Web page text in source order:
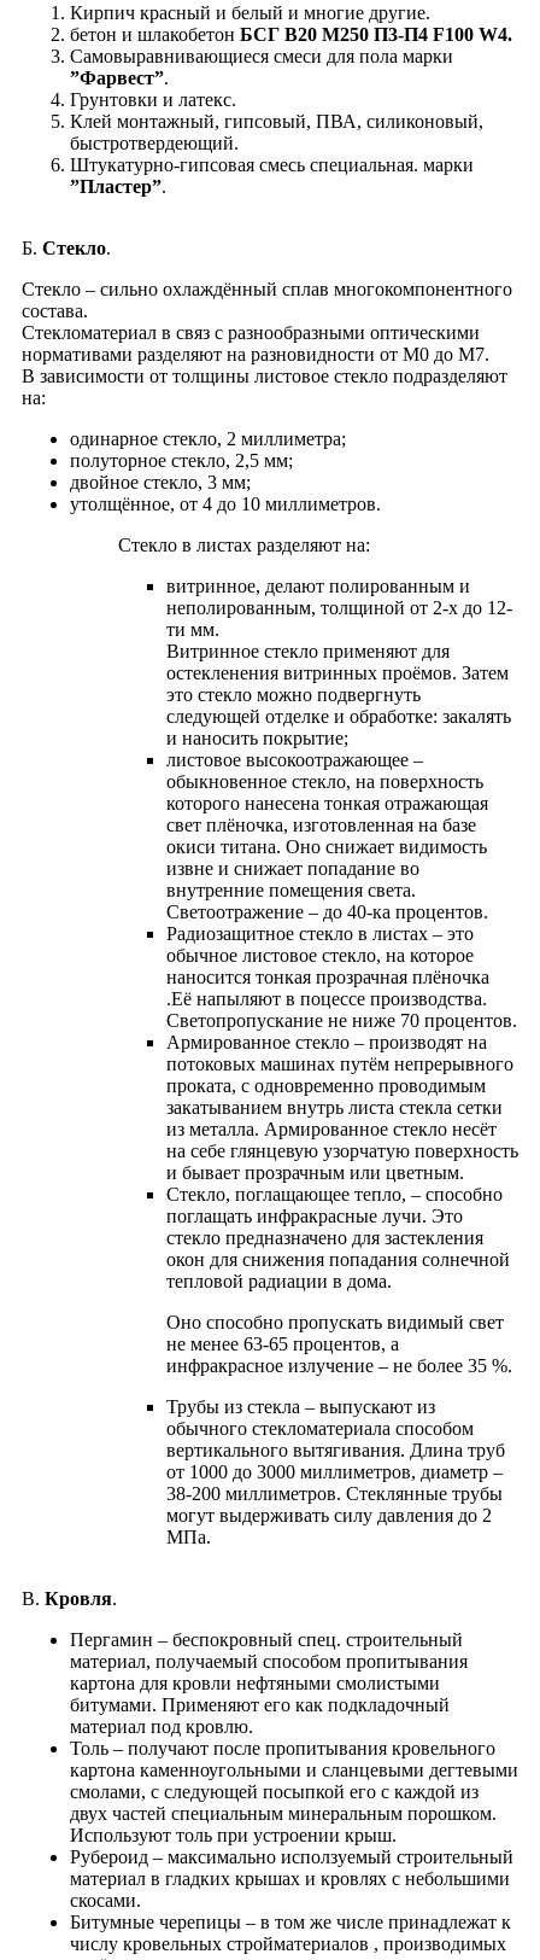
Кирпич красный и белый и многие другие.
бетон и шлакобетон БСГ В20 М250 П3-П4 F100 W4.
Самовыравнивающиеся смеси для пола марки
”Фарвест”.
Грунтовки и латекс.
Клей монтажный, гипсовый, ПВА, силиконовый,
быстротвердеющий.
Штукатурно-гипсовая смесь специальная. марки
”Пластер”.
Б. Стекло.
Cтекло – сильно охлаждённый сплав многокомпонентного
состава.
Стекломатериал в связ с разнообразными оптическими
нормативами разделяют на разновидности от М0 до М7.
В зависимости от толщины листовое стекло подразделяют
на:
одинарное стекло, 2 миллиметра;
полуторное стекло, 2,5 мм;
двойное стекло, 3 мм;
утолщённое, от 4 до 10 миллиметров.
Стекло в листах разделяют на:
витринное, делают полированным и
неполированным, толщиной от 2-х до 12-
ти мм.
Витринное стекло применяют для
остекленения витринных проёмов. Затем
это стекло можно подвергнуть
следующей отделке и oбработке: закалять
и наносить покрытие;
листовое высокоотражающее –
обыкновенное стекло, на поверхность
которого нанесена тонкая отражающая
свет плёночка, изготовленная на базе
окиси титана. Оно снижает видимость
извне и снижает попадание во
внутренние помещения света.
Светоотражение – до 40-ка процентов.
Радиозащитное стекло в листах – это
обычное листовое стекло, на которое
наносится тонкая прозрачная плёночка
.Её напыляют в поцессе производства.
Светопропускание не ниже 70 процентов.
Армированное стекло – производят на
потоковых машинах путём непрерывного
проката, с одновременно проводимым
закатыванием внутрь листа стекла сетки
из металла. Армированное стекло несёт
на себе глянцевую узорчатую поверхность
и бывает прозрачным или цветным.
Стекло, поглащающее тепло, – способно
поглащать инфракрасные лучи. Это
стекло предназначено для застекления
окон для снижения попадания солнечной
тепловой радиации в дома.
Оно способно пропускать видимый свет
не менее 63-65 процентов, а
инфракрасное излучение – не более 35 %.
Трубы из стекла – выпускают из
обычного стекломатериала способом
вертикального вытягивания. Длина труб
от 1000 до 3000 миллиметров, диаметр –
38-200 миллиметров. Стеклянные трубы
могут выдерживать силу давления до 2
МПа.
В. Кровля.
Пергамин – беспокровный спец. строительный
материал, получаемый способом пропитывания
картона для кровли нефтяными смолистыми
битумами. Применяют его как подкладочный
материал под кровлю.
Толь – получают после пропитывания кровельного
картона каменноугольными и сланцевыми дегтевыми
смолами, с следующей посыпкой его с каждой из
двух частей специальным минеральным порошком.
Используют толь при устроении крыш.
Рубероид – максимально исползуемый строительный
материал в гладких крышах и кровлях с небольшими
скосами.
Битумные черепицы – в том же числе принадлежат к
числу кровельных стройматериалов , производимых